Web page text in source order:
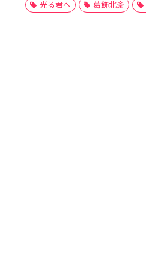
光る君へ 葛飾北斎